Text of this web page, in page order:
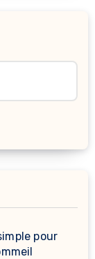
pour